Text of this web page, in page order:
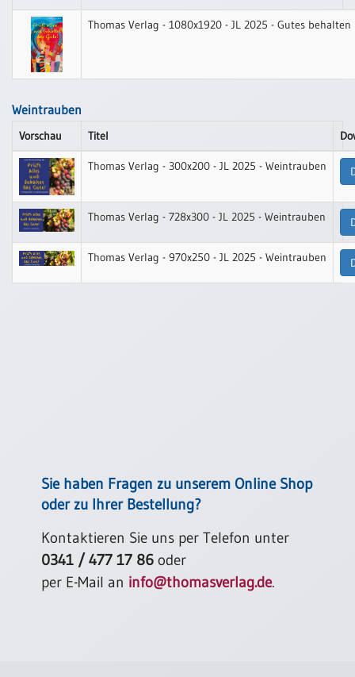
Einzelposter
A3
Sortimente
Hefte
Jahreslosung
Restbestände
Thomas Verlag - 1080x1920 - JL 2025 - Gutes behalten
Weintrauben
Vorschau Titel
Thomas Verlag - 300x200 - JL 2025 - Weintrauben
Thomas Verlag - 728x300 - JL 2025 - Weintrauben
Thomas Verlag - 970x250 - JL 2025 - Weintrauben
Sie haben Fragen zu unserem Online Shop
oder zu Ihrer Bestellung?
Kontaktieren Sie uns per Telefon unter
0341 / 477 17 86 oder
per E-Mail an info@thomasverlag.de.